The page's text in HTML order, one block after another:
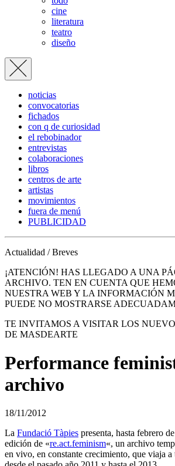
cine
literatura
teatro
diseño
noticias
convocatorias
fichados
con q de curiosidad
el rebobinador
entrevistas
colaboraciones
libros
centros de arte
artistas
movimientos
fuera de menú
PUBLICIDAD
Actualidad / Breves
¡ATENCIÓN! HAS LLEGADO A UNA
ARCHIVO. TEN EN CUENTA QUE
NUESTRA WEB Y LA INFORMACIÓN
PUEDE NO MOSTRARSE
TE INVITAMOS A VISITAR LOS
DE MASDEARTE
Performance
archivo
18/11/2012
La Fundació Tàpies presenta, hasta febrero
edición de «re.act.feminism«, un archivo
en vivo, en constante crecimiento, que viaja a